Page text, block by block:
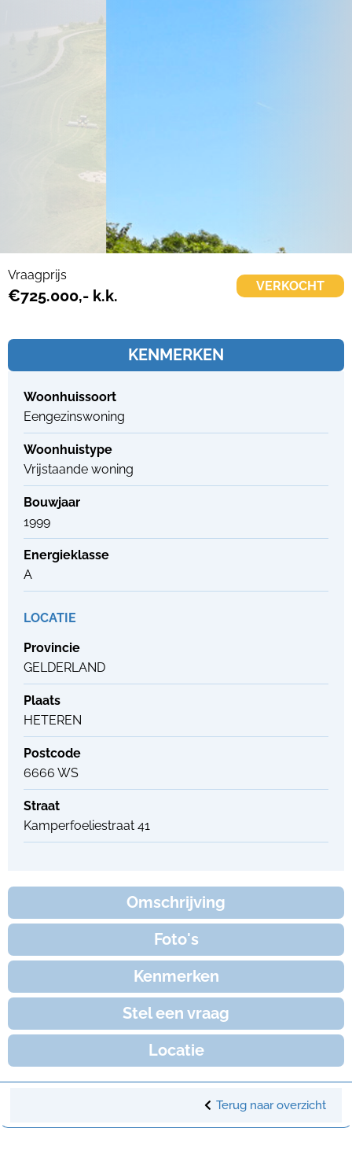
Vraagprijs
€725.000,- k.k.
VERKOCHT
KENMERKEN
Woonhuissoort
Eengezinswoning
Woonhuistype
Vrijstaande woning
Bouwjaar
1999
Energieklasse
A
LOCATIE
Provincie
GELDERLAND
Plaats
HETEREN
Postcode
6666 WS
Straat
Kamperfoeliestraat 41
Omschrijving
Foto's
Kenmerken
Stel een vraag
Locatie
Terug naar overzicht